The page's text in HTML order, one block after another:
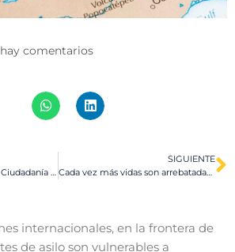
comentarios
Programa de Becas de Ciudadanía e Integración ahora cuenta con más fondos
SIGUIENTE
Cada vez más vidas son arrebatadas por el tráfico ilegal de personas hacia EE.UU.
internacionales, en la frontera de
de asilo son vulnerables a